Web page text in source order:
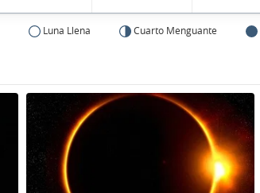
Luna Llena Cuarto Menguante